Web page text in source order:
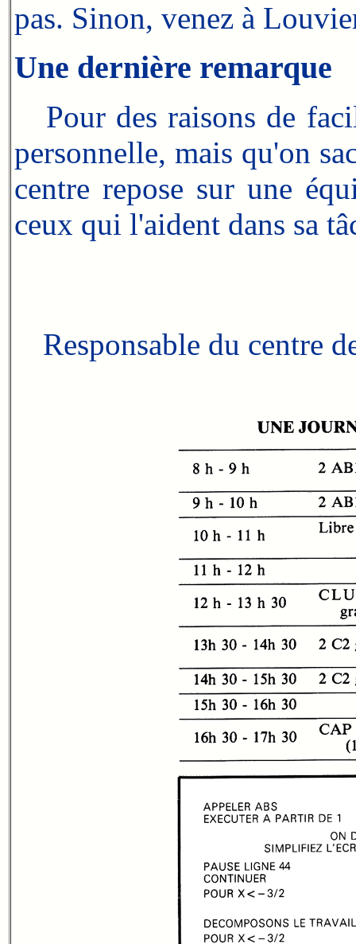
pas. Sinon, venez à
Une dernière remarque
Pour des raisons de
personnelle, mais qu'on
centre repose sur une
ceux qui l'aident dans sa
Responsable du centre